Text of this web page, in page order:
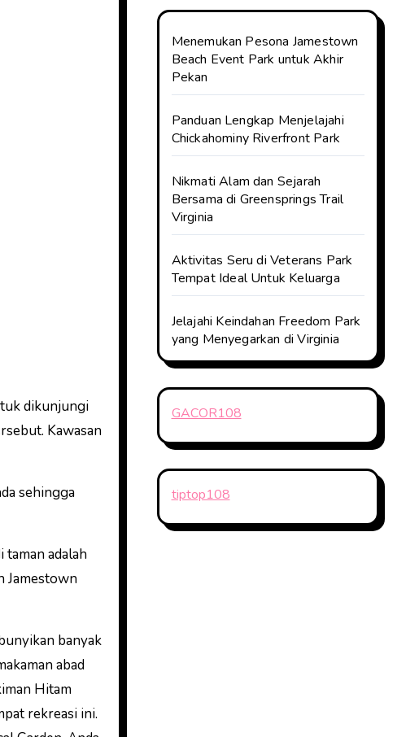
dikunjungi
Kawasan
sehingga
taman adalah
Jamestown
banyak
abad
Hitam
rekreasi ini.
Menemukan Pesona Jamestown
Beach Event Park untuk Akhir
Pekan
Panduan Lengkap Menjelajahi
Chickahominy Riverfront Park
Nikmati Alam dan Sejarah
Bersama di Greensprings Trail
Virginia
Aktivitas Seru di Veterans Park
Tempat Ideal Untuk Keluarga
Jelajahi Keindahan Freedom Park
yang Menyegarkan di Virginia
GACOR108
tiptop108